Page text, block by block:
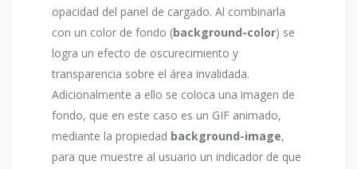
opacidad del panel de cargado. Al combinarla
con un color de fondo (background-color) se
logra un efecto de oscurecimiento y
transparencia sobre el área invalidada.
Adicionalmente a ello se coloca una imagen de
fondo, que en este caso es un GIF animado,
mediante la propiedad background-image,
para que muestre al usuario un indicador de que